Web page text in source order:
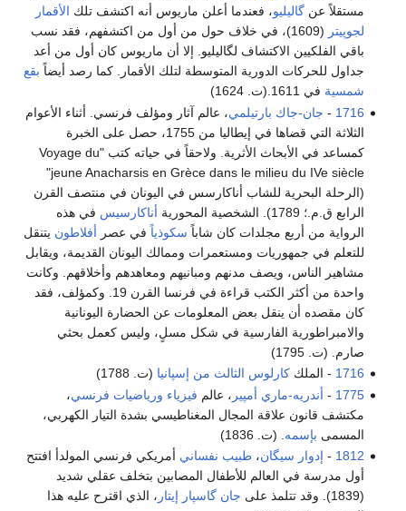
مستقلاً عنگاليليو، فعندما أعلن ماريوس أنه اكتشف تلك الأقمار
لجوپيتر
(1609)، في خلاف حول من أول من اكتشفهم، فقد نسب
باقي الفلكيين الاكتشاف لگاليليو. إلا أن ماريوس كان أول من أعد
جداول للحركات الدورية المتوسطة لتلك الأقمار. كما رصد أيضاً بقع
شمسية في 1611.(ت. 1624)
1716
- جان-جاك بارتيلمي، عالم آثار ومؤلف فرنسي. أثناء الأعوام
الثلاثة التي قضاها في إيطاليا من 1755، حصل على الخبرة
كمساعد في الأبحاث الأثرية. ولاحقاً في حياته كتب "Voyage du
jeune Anacharsis en Grèce dans le milieu du IVe siècle"
(الرحلة البحرية للشاب أناكارسس في اليونان في منتصف القرن
الرابع ق.م.؛ 1789). الشخصية المحورية
أناكارسيس في هذه
الرواية من أربع مجلدات كان شاباً سكوذياً في عصر أفلاطون يتنقل
للتعلم في جمهوريات ومستعمرات وممالك اليونان القديمة، ويقابل
مشاهير الناس، ويصف مدنهم ومبانيهم ومعاهدهم وأخلاقهم. وكانت
واحدة من أكثر الكتب قراءة في فرنسا القرن 19. وكمؤلف، فقد
كان مقصده أن ينقل بعض المعلومات عن الحضارة اليونانية
والامبراطورية الفارسية في شكل مسلٍ، وليس كعمل بحثي
صارم. (ت. 1795)
1716 - الملككارلوس الثالث من إسپانيا (ت. 1788)
1775
- أندريه-ماري أمپير ، عالم فيزياء ورياضيات فرنسي،
مكتشف قانون علاقة المجال المغناطيسي بشدة التيار الكهربي،
المسمى بإسمه . (ت. 1836)
1812
- إدوار سيگان،طبيب نفساني أمريكي فرنسي المولدأ افتتح
أول مدرسة في العالم للأطفال المصابين بتخلف عقلي شديد
(1839). وقد تتلمذ على
جان گاسپار إيتار ، الذي اقترح عليه هذا